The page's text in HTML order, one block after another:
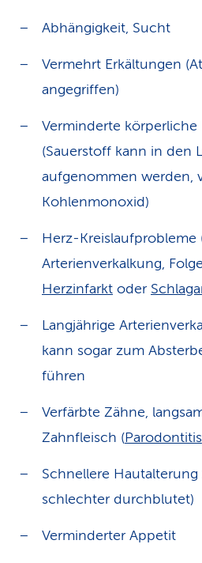
Abhängigkeit, Sucht
Vermehrt Erkältungen
angegriffen)
Verminderte körperliche
(Sauerstoff kann in den
aufgenommen werden,
Kohlenmonoxid)
Herz-Kreislaufprobleme
Arterienverkalkung,
Herzinfarkt oder
Langjährige
kann sogar zum
führen
Verfärbte Zähne,
Zahnfleisch (Parodontitis
Schnellere
schlechter durchblutet)
Verminderter Appetit